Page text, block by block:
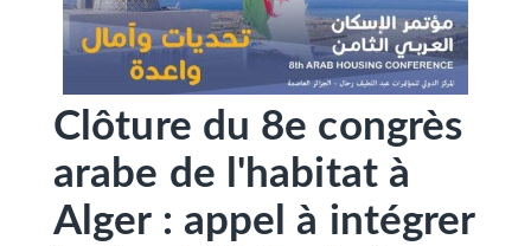
Clôture du 8e congrès
arabe de l'habitat à
Alger : appel à intégrer